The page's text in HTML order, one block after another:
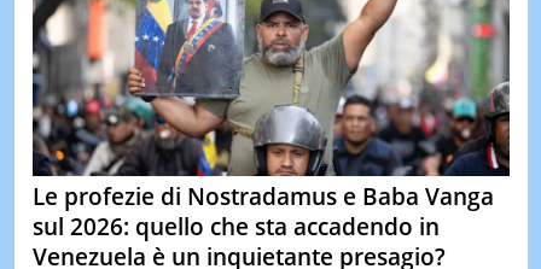
Le profezie di Nostradamus e Baba Vanga
sul 2026: quello che sta accadendo in
Venezuela è un inquietante presagio?